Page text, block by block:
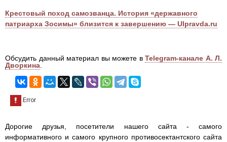
Крестовый поход самозванца. История «державного
патриарха Зосимы» близится к завершению — Ulpravda.ru
Обсудить данный материал вы можете в Telegram-канале А. Л.
Дворкина.
Дорогие друзья, посетители нашего сайта - самого
информативного и самого крупного противосектантского сайта